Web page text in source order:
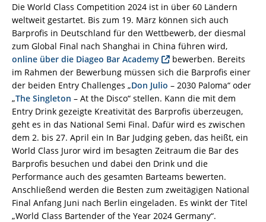
Die World Class Competition 2024 ist in über 60 Ländern
weltweit gestartet. Bis zum 19. März können sich auch
Barprofis in Deutschland für den Wettbewerb, der diesmal
zum Global Final nach Shanghai in China führen wird,
online über die Diageo Bar Academy
bewerben. Bereits
im Rahmen der Bewerbung müssen sich die Barprofis einer
der beiden Entry Challenges „Don Julio – 2030 Paloma“ oder
„The Singleton – At the Disco“ stellen. Kann die mit dem
Entry Drink gezeigte Kreativität des Barprofis überzeugen,
geht es in das National Semi Final. Dafür wird es zwischen
dem 2. bis 27. April ein In Bar Judging geben, das heißt, ein
World Class Juror wird im besagten Zeitraum die Bar des
Barprofis besuchen und dabei den Drink und die
Performance auch des gesamten Barteams bewerten.
Anschließend werden die Besten zum zweitägigen National
Final Anfang Juni nach Berlin eingeladen. Es winkt der Titel
„World Class Bartender of the Year 2024 Germany“.